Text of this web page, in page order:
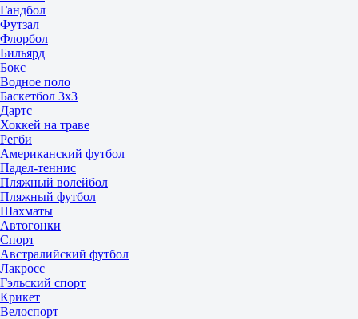
Гандбол
Футзал
Флорбол
Бильярд
Бокс
Водное поло
Баскетбол 3x3
Дартс
Хоккей на траве
Регби
Американский футбол
Падел-теннис
Пляжный волейбол
Пляжный футбол
Шахматы
Автогонки
Спорт
Австралийский футбол
Лакросс
Гэльский спорт
Крикет
Велоспорт